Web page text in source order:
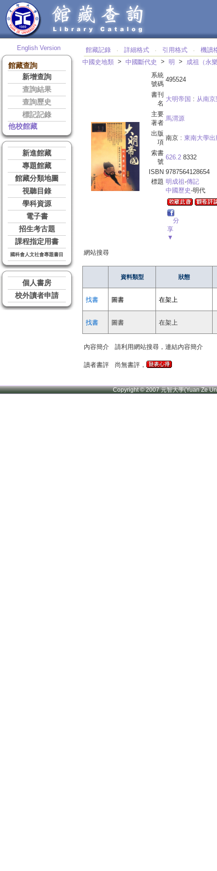
English Version
館藏查詢
新增查詢
查詢結果
查詢歷史
標記記錄
他校館藏
新進館藏
專題館藏
館藏分類地圖
視聽目錄
學科資源
電子書
招生考古題
課程指定用書
國科會人文社會專題書目
個人書房
校外讀者申請
館藏記錄 ‧ 詳細格式 ‧ 引用格式 ‧
機讀
中國史地類 > 中國斷代史 > 明 > 成祖（永
系統
號碼
495524
書刊
名
大明帝国 : 从南
主要
著者
馬渭源
出版
項
南京 : 東南大學出
索書
號
626.2 8332
ISBN 9787564128654
標題 明成祖-傳記
中國歷史-明代
分
享
▼
網站搜尋
資料類型 狀態
找書 圖書 在架上
找書 圖書 在架上
內容簡介 請利用網站搜尋，連結內容簡介
讀者書評 尚無書評，
Copyright © 2007 元智大學(Yuan Ze